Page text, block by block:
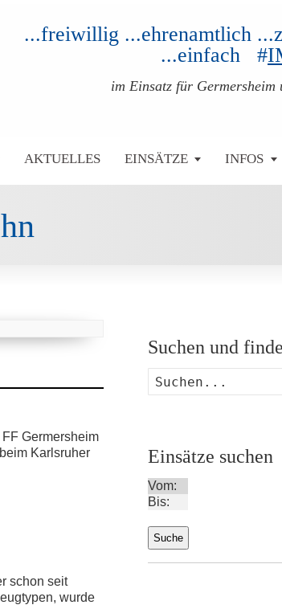
...freiwillig ...ehrenamtlich
...einfach #
im Einsatz für Germersheim
AKTUELLES EINSÄTZE INFOS
Germersheim
Karlsruher
schon seit
wurde
Suchen und
Einsätze suchen
Vom:
Bis: